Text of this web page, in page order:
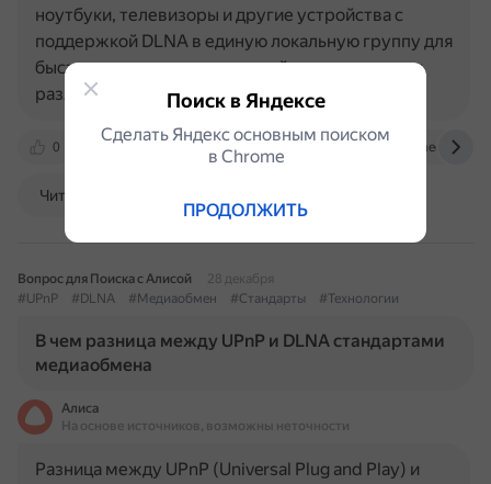
0 help-wifi.com thecode.media
ноутбуки, телевизоры и другие устройства с
поддержкой DLNA в единую локальную группу для
быстрого доступа и взаимодействия с данными
различного размера и…
Читать далее
Вопрос для Поиска с Алисой
28 декабря
#UPnP
#DLNA #Медиаобмен #Стандарты #Технологии
В чем разница между UPnP и DLNA стандартами
медиаобмена
Алиса
На основе источников, возможны неточности
Разница между UPnP (Universal Plug and Play) и
Поиск в Яндексе
Сделать Яндекс основным поиском
в Сhrome
ПРОДОЛЖИТЬ